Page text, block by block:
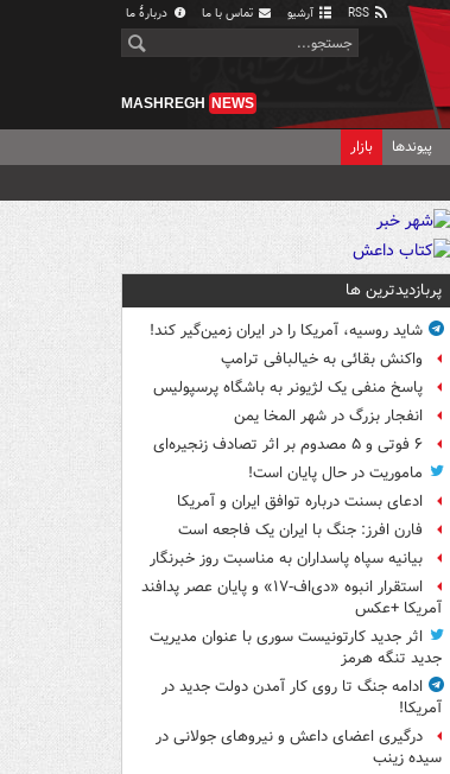
آرشیو تماس با ما دربارهٔ ما
MASHREGH NEWS
پیوندها بازار
پربازدیدترین ها
شاید روسیه، آمریکا را در ایران زمین‌گیر کند!
واکنش بقائی به خیالبافی ترامپ
پاسخ منفی یک لژیونر به باشگاه پرسپولیس
انفجار بزرگ در شهر المخا یمن
۶ فوتی و ۵ مصدوم بر اثر تصادف زنجیره‌ای
ماموریت در حال پایان است!
ادعای بسنت درباره توافق ایران و آمریکا
فارن افرز: جنگ با ایران یک فاجعه است
بیانیه سپاه پاسداران به مناسبت روز خبرنگار
استقرار انبوه «دی‌اف‑۱۷» و پایان عصر پدافند
آمریکا +عکس
اثر جدید کارتونیست سوری با عنوان مدیریت
جدید تنگه هرمز
ادامه جنگ تا روی کار آمدن دولت جدید در
آمریکا!
درگیری اعضای داعش و نیروهای جولانی در
سیده زینب